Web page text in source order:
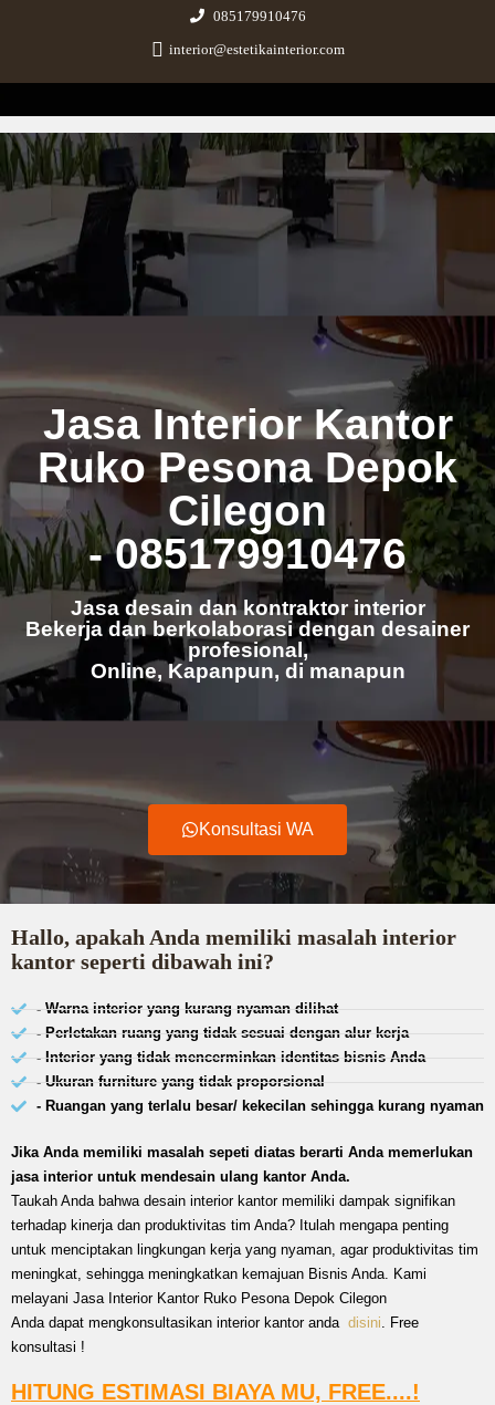
085179910476
interior@estetikainterior.com
Estetika Interior
Design & Build Consultant
Jasa Interior Kantor
Ruko Pesona Depok
Cilegon
- 085179910476
Jasa desain dan kontraktor interior
Bekerja dan berkolaborasi dengan desainer
profesional,
Online, Kapanpun, di manapun
Konsultasi WA
Hallo, apakah Anda memiliki masalah interior
kantor seperti dibawah ini?
- Warna interior yang kurang nyaman dilihat
- Perletakan ruang yang tidak sesuai dengan alur kerja
- Interior yang tidak mencerminkan identitas bisnis Anda
- Ukuran furniture yang tidak proporsional
- Ruangan yang terlalu besar/ kekecilan sehingga kurang nyaman
Jika Anda memiliki masalah sepeti diatas berarti Anda memerlukan
jasa interior untuk mendesain ulang kantor Anda.
Taukah Anda bahwa desain interior kantor memiliki dampak signifikan
terhadap kinerja dan produktivitas tim Anda? Itulah mengapa penting
untuk menciptakan lingkungan kerja yang nyaman, agar produktivitas tim
meningkat, sehingga meningkatkan kemajuan Bisnis Anda. Kami
melayani Jasa Interior Kantor Ruko Pesona Depok Cilegon
Anda dapat mengkonsultasikan interior kantor anda disini. Free
konsultasi !
HITUNG ESTIMASI BIAYA MU, FREE....!